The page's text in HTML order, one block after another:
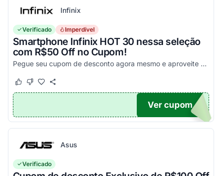
Infinix
Verificado Imperdível
Smartphone Infinix HOT 30 nessa seleção
com R$50 Off no Cupom!
Pegue seu cupom de desconto agora mesmo e aproveite esta incrível oportunidade para economizar nas suas compras com este código!
Este cupom funcionou
Este cupom não funcionou
X50
Ver cupom
Asus
Verificado